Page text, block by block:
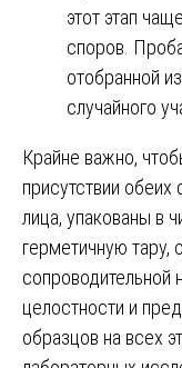
этот этап
споров.
отобранной
случайного
Крайне важно,
присутствии обеих
лица, упакованы в
герметичную тару,
сопроводительной
целостности и
образцов на всех